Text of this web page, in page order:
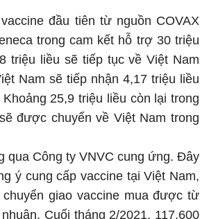
đầu tiên từ nguồn COVAX
trong cam kết hỗ trợ 30 triệu
triệu liều sẽ tiếp tục về Việt Nam
Nam sẽ tiếp nhận 4,17 triệu liều
25,9 triệu liều còn lại trong
được chuyển về Việt Nam trong
qua Công ty VNVC cung ứng. Đây
ý cung cấp vaccine tại Việt Nam,
giao vaccine mua được từ
Cuối tháng 2/2021, 117.600